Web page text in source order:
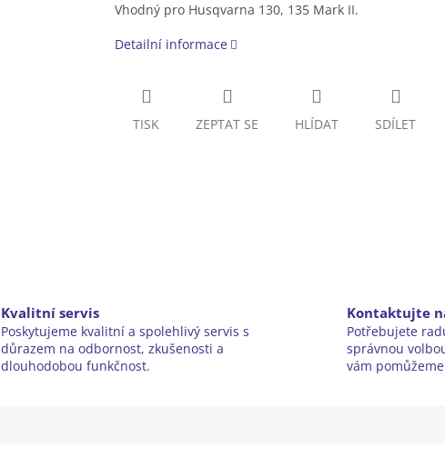
Vhodný pro Husqvarna 130, 135 Mark II.
Detailní informace
TISK ZEPTAT SE HLÍDAT SDÍLET
Kvalitní servis
Poskytujeme kvalitní a spolehlivý servis s
důrazem na odbornost, zkušenosti a
dlouhodobou funkčnost.
Kontaktujte
Potřebujete
správnou
vám